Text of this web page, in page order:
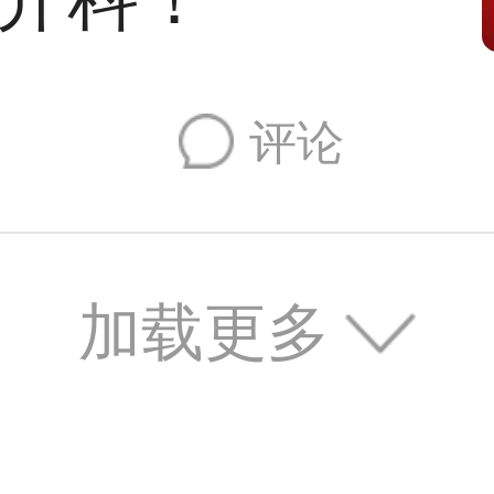
评论
加载更多